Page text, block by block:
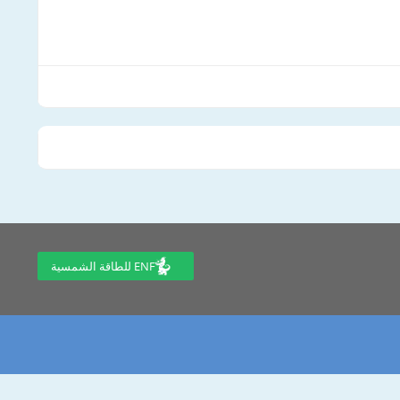
ENF للطاقة الشمسية